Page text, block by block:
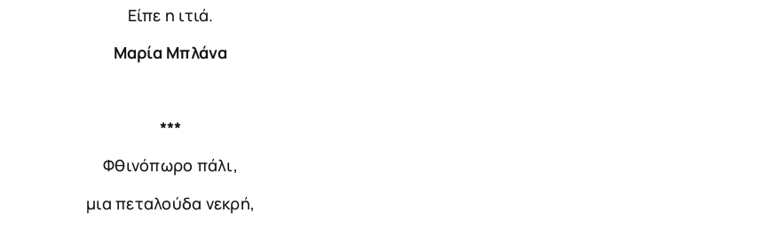
Είπε η ιτιά.
Μαρία Μπλάνα
***
Φθινόπωρο πάλι,
μια πεταλούδα νεκρή,